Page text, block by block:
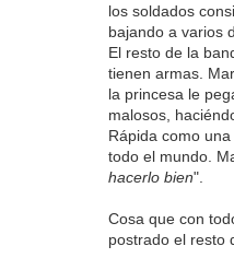
los soldados
bajando a varios
El resto de la
tienen armas.
la princesa le
malosos,
Rápida como
todo el mundo.
hacerlo bien".
Cosa que con
postrado el resto